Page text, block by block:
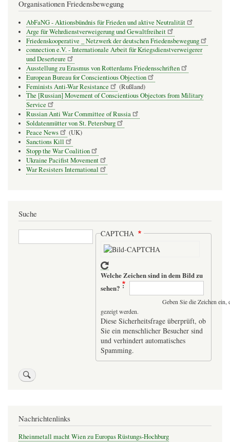
Organisationen Friedensbewegung
AbFaNG - Aktionsbündnis für Frieden und aktive Neutralität
Arge für Wehrdienstverweigerung und Gewaltfreiheit
Friedenskooperative _ Netzwerk der deutschen Friedensbewegung
connection e.V. - Inter­na­tio­nale Arbeit für Kriegs­dienst­ver­wei­gerer
und Deser­teure
Ausstellung zu Erasmus von Rotterdams Friedensschriften
European Bureau for Conscientious Objection
Feminists Anti-War Resistance
(Rußland)
The [Russian] Movement of Conscientious Objectors from Military
Service
Russian Anti War Committee of Russia
Soldatenmütter von St. Petersburg
Peace News
(UK)
Sanctions Kill
Stopp the War Coalition
Ukraine Pacifist Movement
War Resisters International
Suche
Suche CAPTCHA
Welche Zeichen sind in dem Bild zu
sehen?
Geben Sie die Zeichen
gezeigt werden.
Diese Sicherheitsfrage überprüft, ob
Sie ein menschlicher Besucher sind
und verhindert automatisches
Spamming.
Nachrichtenlinks
Rheinmetall macht Wien zu Europas Rüstungs-Hochburg